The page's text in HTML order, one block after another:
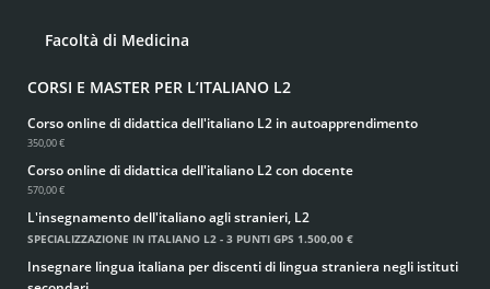
Facoltà di Medicina
CORSI E MASTER PER L’ITALIANO L2
Corso online di didattica dell'italiano L2 in autoapprendimento
350,00 €
Corso online di didattica dell'italiano L2 con docente
570,00 €
L'insegnamento dell'italiano agli stranieri, L2
SPECIALIZZAZIONE IN ITALIANO L2 - 3 PUNTI GPS 1.500,00 €
Insegnare lingua italiana per discenti di lingua straniera negli istituti